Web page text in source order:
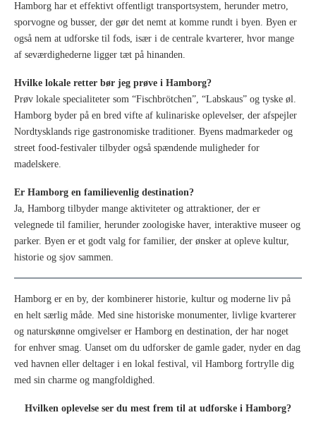
Hamborg har et effektivt offentligt transportsystem, herunder metro,
sporvogne og busser, der gør det nemt at komme rundt i byen. Byen er
også nem at udforske til fods, især i de centrale kvarterer, hvor mange
af seværdighederne ligger tæt på hinanden.
Hvilke lokale retter bør jeg prøve i Hamborg?
Prøv lokale specialiteter som “Fischbrötchen”, “Labskaus” og tyske øl.
Hamborg byder på en bred vifte af kulinariske oplevelser, der afspejler
Nordtysklands rige gastronomiske traditioner. Byens madmarkeder og
street food-festivaler tilbyder også spændende muligheder for
madelskere.
Er Hamborg en familievenlig destination?
Ja, Hamborg tilbyder mange aktiviteter og attraktioner, der er
velegnede til familier, herunder zoologiske haver, interaktive museer og
parker. Byen er et godt valg for familier, der ønsker at opleve kultur,
historie og sjov sammen.
Hamborg er en by, der kombinerer historie, kultur og moderne liv på
en helt særlig måde. Med sine historiske monumenter, livlige kvarterer
og naturskønne omgivelser er Hamborg en destination, der har noget
for enhver smag. Uanset om du udforsker de gamle gader, nyder en dag
ved havnen eller deltager i en lokal festival, vil Hamborg fortrylle dig
med sin charme og mangfoldighed.
Hvilken oplevelse ser du mest frem til at udforske i Hamborg?